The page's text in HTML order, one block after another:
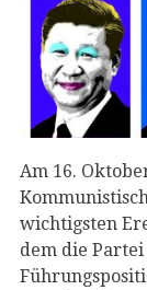
Am 16.
wichtigsten
dem die